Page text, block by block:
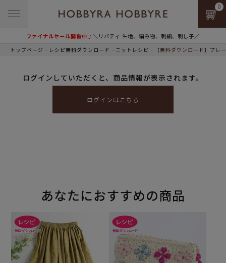
ファイナルセール開催中♪＼リバティ 生地、編み物、刺繍、刺し子／
0
トップページ レシピ無料ダウンロード ニットレシピ 【無料ダウンロード】プレ
ログインしていただくと、商品情報が表示されます。
ログインはこちら
あなたにおすすめの商品